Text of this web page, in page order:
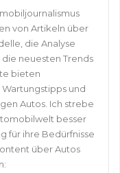
von Artikeln über
die Analyse
neuesten Trends
bieten
und
Autos. Ich strebe
besser
für ihre Bedürfnisse
über Autos